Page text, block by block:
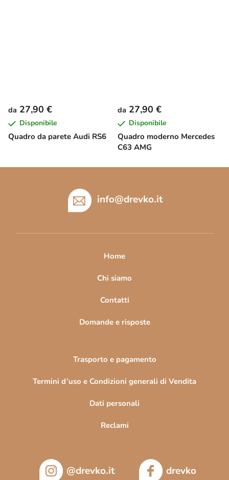
Quadro da parete Audi RS6
da 27,90 €
Disponibile
Quadro moderno Mercedes
C63 AMG
da 27,90 €
Disponibile
info@drevko.it
Home
Chi siamo
Contatti
Domande e risposte
Trasporto e pagamento
Termini d’uso e Condizioni generali di Vendita
Dati personali
Reclami
@drevko.it drevko